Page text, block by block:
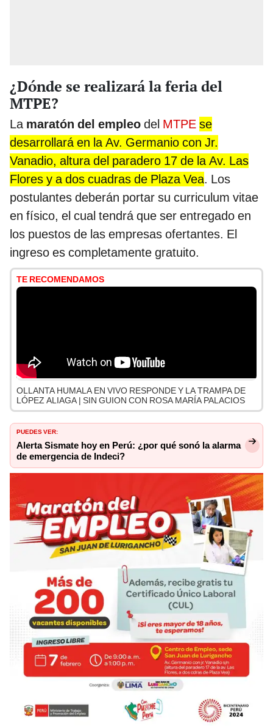
¿Dónde se realizará la feria del
MTPE?
La maratón del empleo del MTPE se
desarrollará en la Av. Germanio con Jr.
Vanadio, altura del paradero 17 de la Av. Las
Flores y a dos cuadras de Plaza Vea. Los
postulantes deberán portar su curriculum vitae
en físico, el cual tendrá que ser entregado en
los puestos de las empresas ofertantes. El
ingreso es completamente gratuito.
TE RECOMENDAMOS
OLLANTA HUMALA EN VIVO RESPONDE Y LA TRAMPA DE
LÓPEZ ALIAGA | SIN GUION CON ROSA MARÍA PALACIOS
PUEDES VER:
Alerta Sismate hoy en Perú: ¿por qué sonó la alarma
de emergencia de Indeci?